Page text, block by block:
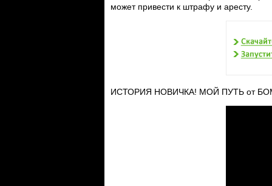
может привести к штрафу и аресту.
ИСТОРИЯ НОВИЧКА! МОЙ ПУТЬ от